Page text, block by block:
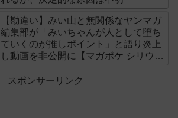
【勘違い】みい山と無関係なヤンマガ
編集部が「みいちゃんが人として堕ち
ていくのが推しポイント」と語り炎上
し動画を非公開に【マガポケ シリウ
スポンサーリンク